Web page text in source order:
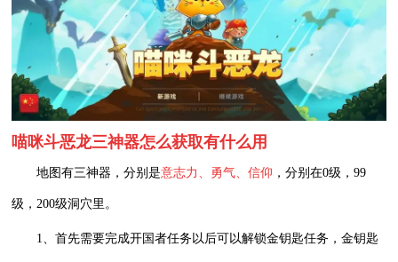
喵咪斗恶龙三神器怎么获取有什么用
地图有三神器，分别是意志力、勇气、信仰 ，分别在0级，99
级，200级洞穴里。
1、首先需要完成开国者任务以后可以解锁金钥匙任务，金钥匙